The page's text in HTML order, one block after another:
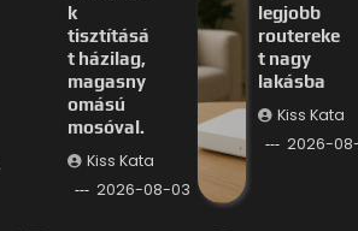
k
tisztításá
t házilag,
magasny
omású
mosóval.
Kiss Kata
2026-08-03
legjobb
routereke
t nagy
lakásba
Kiss Kata
2026-